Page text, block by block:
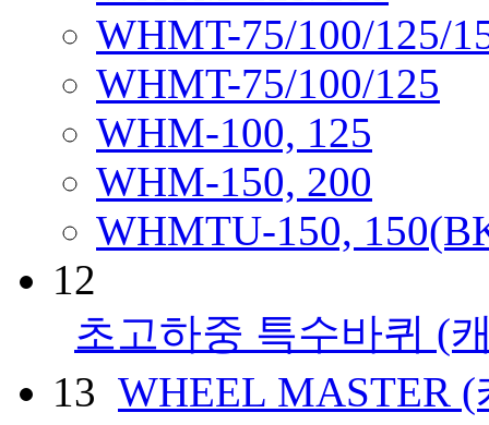
WHMT-75/100/125/
WHMT-75/100/125
WHM-100, 125
WHM-150, 200
WHMTU-150,
12
초고하중 특수바퀴 (
13 WHEEL MASTER (